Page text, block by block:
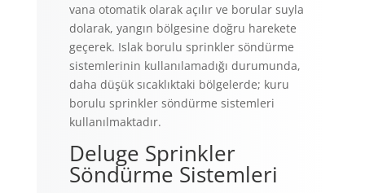
vana otomatik olarak açılır ve borular suyla
dolarak, yangın bölgesine doğru harekete
geçerek. Islak borulu sprinkler söndürme
sistemlerinin kullanılamadığı durumunda,
daha düşük sıcaklıktaki bölgelerde; kuru
borulu sprinkler söndürme sistemleri
kullanılmaktadır.
Deluge Sprinkler
Söndürme Sistemleri